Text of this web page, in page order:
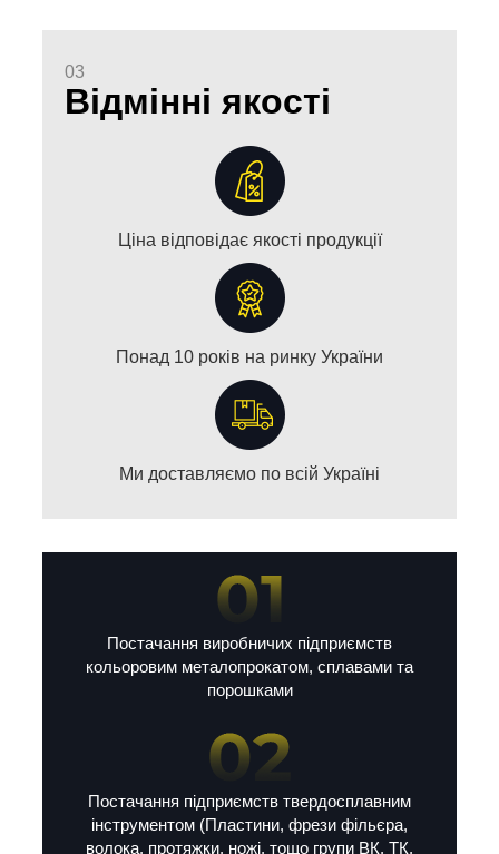
03
Відмінні якості
Ціна відповідає якості продукції
Понад 10 років на ринку України
Ми доставляємо по всій Україні
Постачання виробничих підприємств
кольоровим металопрокатом, сплавами та
порошками
Постачання підприємств твердосплавним
інструментом (Пластини, фрези фільєра,
волока, протяжки, ножі, тощо групи ВК, ТК,